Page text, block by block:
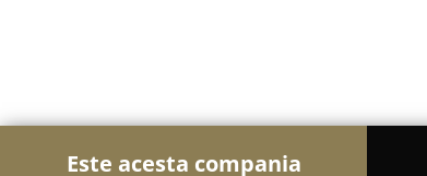
Este acesta compania